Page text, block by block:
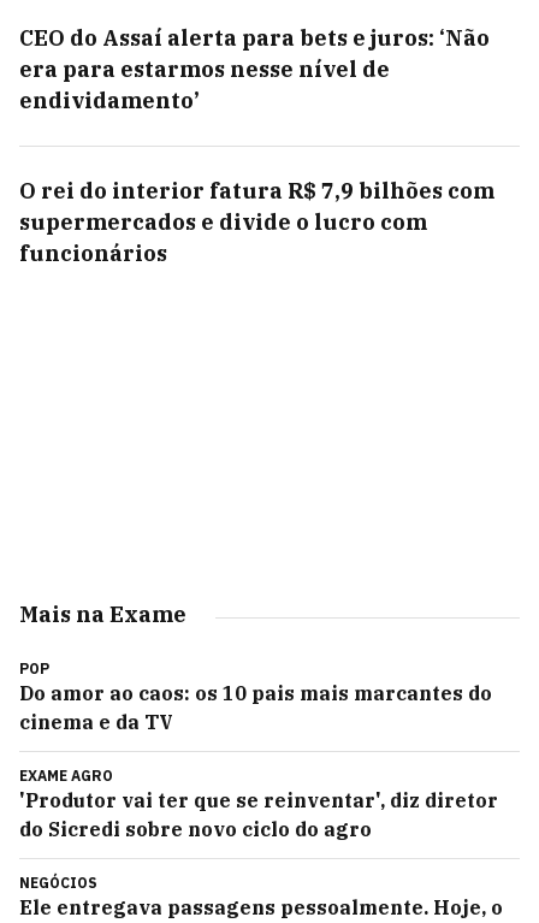
CEO do Assaí alerta para bets e juros: ‘Não
era para estarmos nesse nível de
endividamento’
O rei do interior fatura R$ 7,9 bilhões com
supermercados e divide o lucro com
funcionários
Mais na Exame
POP
Do amor ao caos: os 10 pais mais marcantes do
cinema e da TV
EXAME AGRO
'Produtor vai ter que se reinventar', diz diretor
do Sicredi sobre novo ciclo do agro
NEGÓCIOS
Ele entregava passagens pessoalmente. Hoje, o